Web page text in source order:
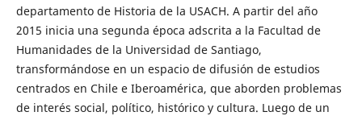
departamento de Historia de la USACH. A partir del año
2015 inicia una segunda época adscrita a la Facultad de
Humanidades de la Universidad de Santiago,
transformándose en un espacio de difusión de estudios
centrados en Chile e Iberoamérica, que aborden problemas
de interés social, político, histórico y cultura. Luego de un